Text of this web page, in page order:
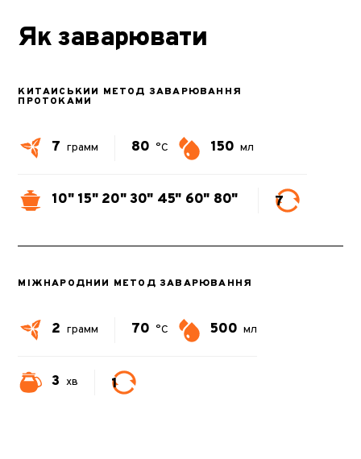
Як заварювати
КИТАЙСЬКИЙ МЕТОД ЗАВАРЮВАННЯ
ПРОТОКАМИ
7 грамм 80 °C 150 мл
10" 15" 20" 30" 45" 60" 80" 7
МІЖНАРОДНИЙ МЕТОД ЗАВАРЮВАННЯ
2 грамм 70 °C 500 мл
3 хв 1